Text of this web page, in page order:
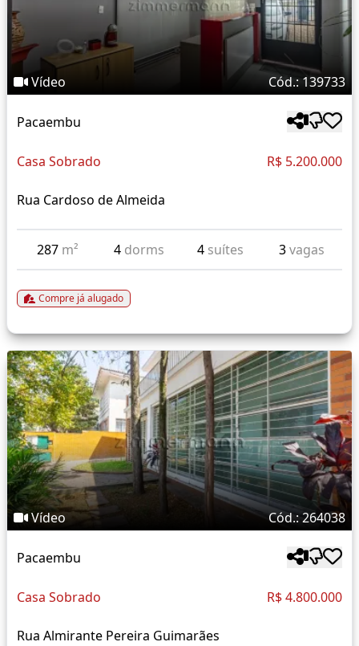
Vídeo Cód.: 139733
Pacaembu
Casa Sobrado R$ 5.200.000
Rua Cardoso de Almeida
287 m² 4 dorms 4 suítes 3vagas
Compre já alugado
Vídeo Cód.: 264038
Pacaembu
Casa Sobrado R$ 4.800.000
Rua Almirante Pereira Guimarães